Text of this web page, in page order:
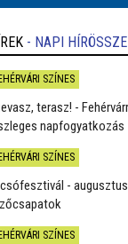
- NAPI
SZÍNES
terasz! -
napfogyatkozás
SZÍNES
-
SZÍNES